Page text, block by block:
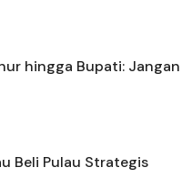
hingga Bupati: Jangan
Beli Pulau Strategis